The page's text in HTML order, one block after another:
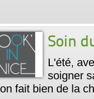
Soin
L'été,
soigner
on fait bien de la